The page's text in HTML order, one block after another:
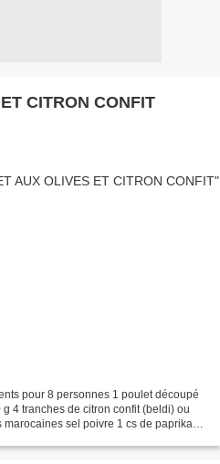
CITRON CONFIT
4 tranches de citron confit (beldi) ou
marocaines sel poivre 1 cs de paprika 1